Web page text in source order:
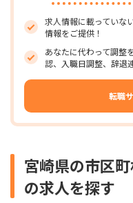
求人情報に載っていな
情報をご提供！
あなたに代わって調整
認、入職日調整、辞退
転職
宮崎県の市区
の求人を探す